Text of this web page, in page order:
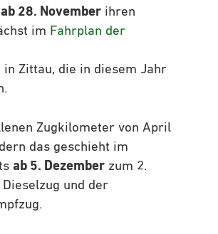
ab 28. November ihren
im Fahrplan der
in Zittau, die in diesem Jahr
Zugkilometer von April
das geschieht im
ab 5. Dezember zum 2.
und der